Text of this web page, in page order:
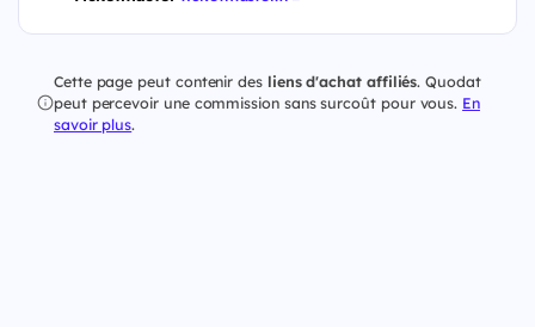
Cette page peut contenir des liens d'achat affiliés. Quodat
peut percevoir une commission sans surcoût pour vous. En
savoir plus.